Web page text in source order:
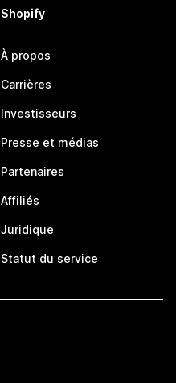
Shopify
À propos
Carrières
Investisseurs
Presse et médias
Partenaires
Affiliés
Juridique
Statut du service